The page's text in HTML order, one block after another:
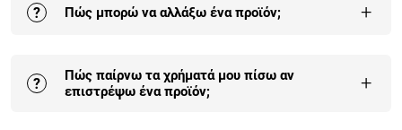
παραγγελίας σου γίνεται έως και 30 ημέρες από την
? Πώς μπορώ να αλλάξω ένα προϊόν; +
συναρμολογηθεί και δεν έχουν χρησιμοποιηθεί. Η
πρώτη αλλαγή είναι δωρεάν για κάθε παραγγελία.
?
Πώς παίρνω τα χρήματά μου πίσω αν
επιστρέψω ένα προϊόν;
+